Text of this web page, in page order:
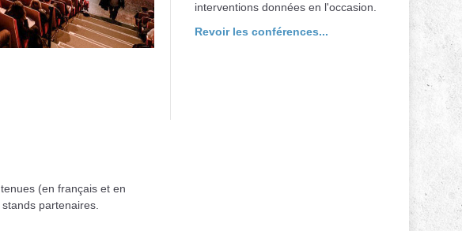
(en français et en
partenaires.
interventions données en l'occasion.
Revoir les conférences...